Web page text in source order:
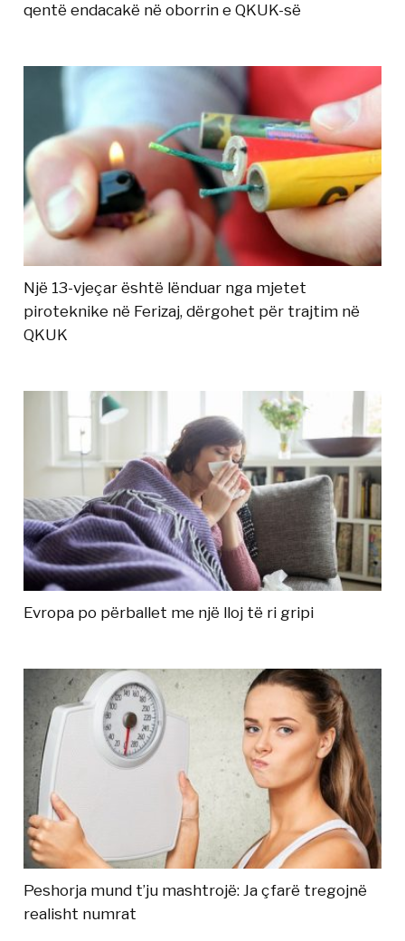
qentë endacakë në oborrin e QKUK-së
Një 13-vjeçar është lënduar nga mjetet
piroteknike në Ferizaj, dërgohet për trajtim në
QKUK
Evropa po përballet me një lloj të ri gripi
Peshorja mund t’ju mashtrojë: Ja çfarë tregojnë
realisht numrat